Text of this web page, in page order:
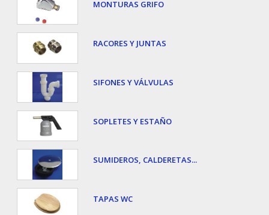
MONTURAS GRIFO
RACORES Y JUNTAS
SIFONES Y VÁLVULAS
SOPLETES Y ESTAÑO
SUMIDEROS, CALDERETAS...
TAPAS WC